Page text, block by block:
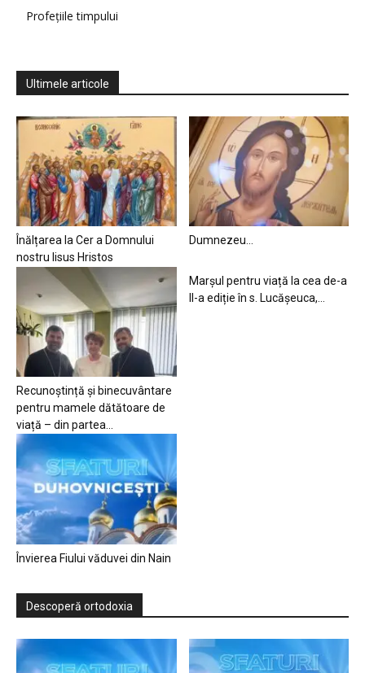
Profețiile timpului
Ultimele articole
Înălțarea la Cer a Domnului
nostru Iisus Hristos
Dumnezeu…
Recunoștință și binecuvântare
pentru mamele dătătoare de
viață – din partea...
Marșul pentru viață la cea de-a
II-a ediție în s. Lucășeuca,...
Învierea Fiului văduvei din Nain
Descoperă ortodoxia